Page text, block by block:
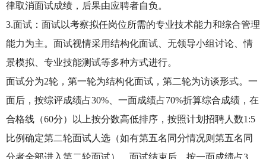
律取消面试成绩，后果由应聘者自负。
3.面试：面试以考察拟任岗位所需的专业技术能力和综合管理
能力为主。面试视情采用结构化面试、无领导小组讨论、情
景模拟、专业技能测试等多种方式进行。
面试分为2轮，第一轮为结构化面试，第二轮为访谈形式。一
面后，按综评成绩占30%、一面成绩占70%折算综合成绩，在
合格线（60分）以上按分数高低排序，按照计划招聘人数1:5
比例确定第二轮面试人选（如有第五名同分情况则第五名同
分者全部进入第二轮面试）。面试结束后，按一面成绩占3